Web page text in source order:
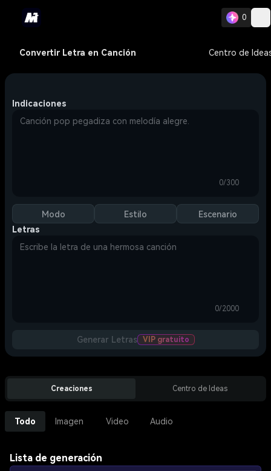
0
Convertir Letra en Canción Centro de
Indicaciones
0/300
Modo Estilo
Escenario
Letras
0/2000
Generar Letras VIP gratuito
Creaciones Centro de Ideas
Todo Imagen Video Audio
Lista de generación